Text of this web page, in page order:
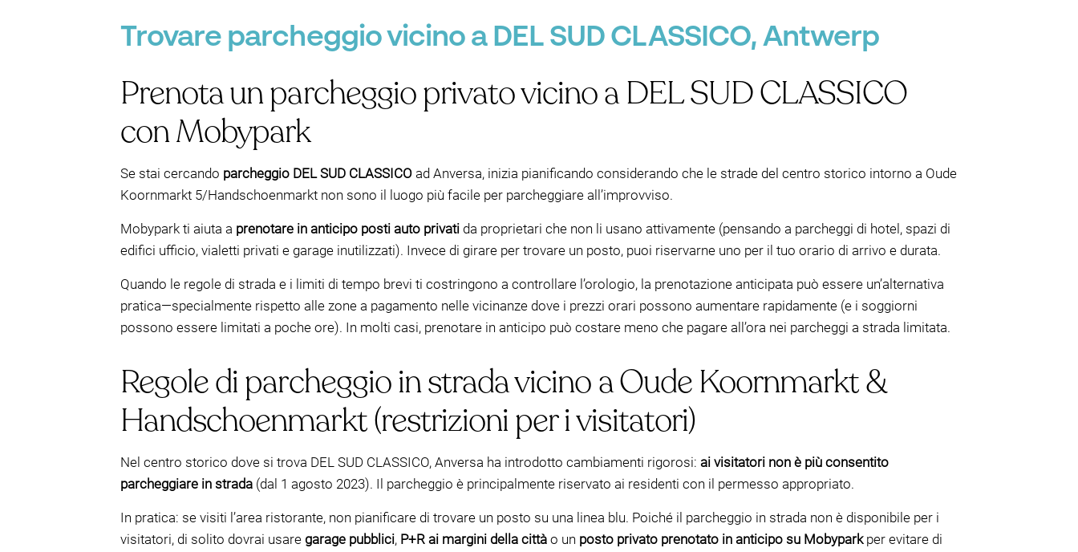
Trovare parcheggio vicino a DEL SUD CLASSICO, Antwerp
Prenota un parcheggio privato vicino a DEL SUD CLASSICO
con Mobypark
Se stai cercando parcheggio DEL SUD CLASSICO ad Anversa, inizia pianificando considerando che le strade del centro storico intorno a Oude
Koornmarkt 5/Handschoenmarkt non sono il luogo più facile per parcheggiare all’improvviso.
Mobypark ti aiuta a prenotare in anticipo posti auto privati da proprietari che non li usano attivamente (pensando a parcheggi di hotel, spazi di
edifici ufficio, vialetti privati e garage inutilizzati). Invece di girare per trovare un posto, puoi riservarne uno per il tuo orario di arrivo e durata.
Quando le regole di strada e i limiti di tempo brevi ti costringono a controllare l’orologio, la prenotazione anticipata può essere un’alternativa
pratica—specialmente rispetto alle zone a pagamento nelle vicinanze dove i prezzi orari possono aumentare rapidamente (e i soggiorni
possono essere limitati a poche ore). In molti casi, prenotare in anticipo può costare meno che pagare all’ora nei parcheggi a strada limitata.
Regole di parcheggio in strada vicino a Oude Koornmarkt &
Handschoenmarkt (restrizioni per i visitatori)
Nel centro storico dove si trova DEL SUD CLASSICO, Anversa ha introdotto cambiamenti rigorosi: ai visitatori non è più consentito
parcheggiare in strada (dal 1 agosto 2023). Il parcheggio è principalmente riservato ai residenti con il permesso appropriato.
In pratica: se visiti l’area ristorante, non pianificare di trovare un posto su una linea blu. Poiché il parcheggio in strada non è disponibile per i
visitatori, di solito dovrai usare garage pubblici, P+R ai margini della città o un posto privato prenotato in anticipo su Mobyparkper evitare di